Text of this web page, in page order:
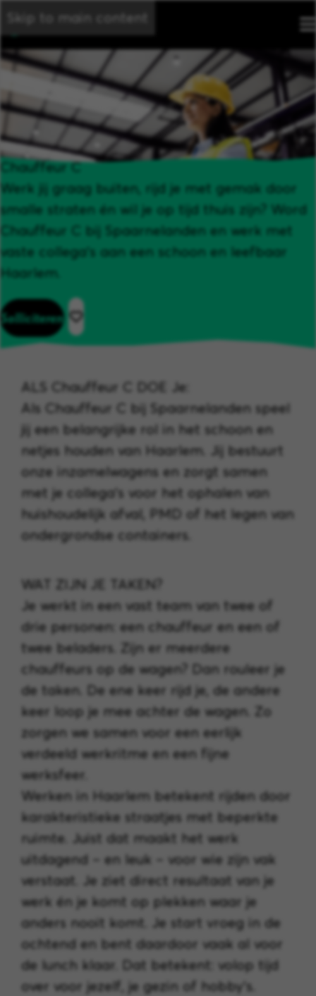
Skip to main content
Chauffeur C
Werk jij graag buiten, rijd je met gemak door
smalle straten én wil je op tijd thuis zijn? Word
Chauffeur C bij Spaarnelanden en werk met
vaste collega’s aan een schoon en leefbaar
Haarlem.
Solliciteren
ALS Chauffeur C DOE Je:
Als Chauffeur C bij Spaarnelanden speel
jij een belangrijke rol in het schoon en
netjes houden van Haarlem. Jij bestuurt
onze inzamelwagens en zorgt samen
met je collega’s voor het ophalen van
huishoudelijk afval, PMD of het legen van
ondergrondse containers.
WAT ZIJN JE TAKEN?
Je werkt in een vast team van twee of
drie personen: een chauffeur en een of
twee beladers. Zijn er meerdere
chauffeurs op de wagen? Dan rouleer je
de taken. De ene keer rijd je, de andere
keer loop je mee achter de wagen. Zo
zorgen we samen voor een eerlijk
verdeeld werkritme en een fijne
werksfeer.
Werken in Haarlem betekent rijden door
karakteristieke straatjes met beperkte
ruimte. Juist dat maakt het werk
uitdagend – en leuk – voor wie zijn vak
verstaat. Je ziet direct resultaat van je
werk én je komt op plekken waar je
anders nooit komt. Je start vroeg in de
ochtend en bent daardoor vaak al voor
de lunch klaar. Dat betekent: volop tijd
over voor jezelf, je gezin of hobby’s.